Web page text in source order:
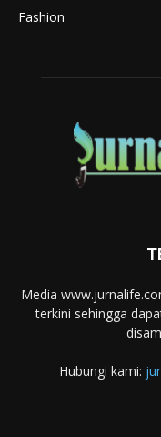
Fashion
Media
terkini sehingga
Hubungi kami: